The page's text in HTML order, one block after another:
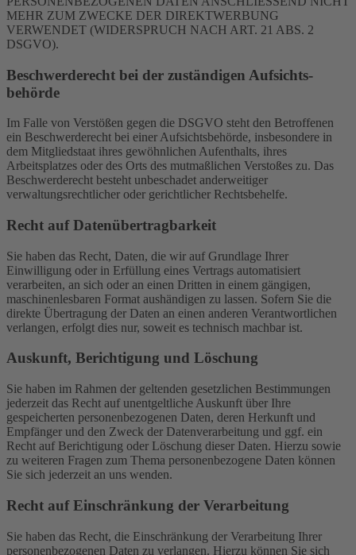
MEHR ZUM ZWECKE DER DIREKTWERBUNG
VERWENDET (WIDERSPRUCH NACH ART. 21 ABS. 2
DSGVO).
Beschwerde­recht bei der zuständigen Aufsichts­
behörde
Im Falle von Verstößen gegen die DSGVO steht den Betroffenen
ein Beschwerderecht bei einer Aufsichtsbehörde, insbesondere in
dem Mitgliedstaat ihres gewöhnlichen Aufenthalts, ihres
Arbeitsplatzes oder des Orts des mutmaßlichen Verstoßes zu. Das
Beschwerderecht besteht unbeschadet anderweitiger
verwaltungsrechtlicher oder gerichtlicher Rechtsbehelfe.
Recht auf Daten­übertrag­barkeit
Sie haben das Recht, Daten, die wir auf Grundlage Ihrer
Einwilligung oder in Erfüllung eines Vertrags automatisiert
verarbeiten, an sich oder an einen Dritten in einem gängigen,
maschinenlesbaren Format aushändigen zu lassen. Sofern Sie die
direkte Übertragung der Daten an einen anderen Verantwortlichen
verlangen, erfolgt dies nur, soweit es technisch machbar ist.
Auskunft, Berichtigung und Löschung
Sie haben im Rahmen der geltenden gesetzlichen Bestimmungen
jederzeit das Recht auf unentgeltliche Auskunft über Ihre
gespeicherten personenbezogenen Daten, deren Herkunft und
Empfänger und den Zweck der Datenverarbeitung und ggf. ein
Recht auf Berichtigung oder Löschung dieser Daten. Hierzu sowie
zu weiteren Fragen zum Thema personenbezogene Daten können
Sie sich jederzeit an uns wenden.
Recht auf Einschränkung der Verarbeitung
Sie haben das Recht, die Einschränkung der Verarbeitung Ihrer
personenbezogenen Daten zu verlangen. Hierzu können Sie sich